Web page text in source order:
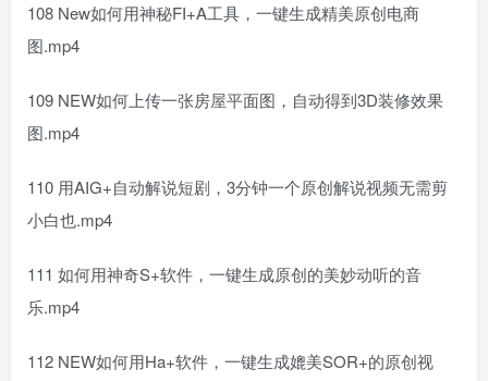
108 New如何用神秘FI+A工具，一键生成精美原创电商
图.mp4
109 NEW如何上传一张房屋平面图，自动得到3D装修效果
图.mp4
110 用AIG+自动解说短剧，3分钟一个原创解说视频无需剪
小白也.mp4
111 如何用神奇S+软件，一键生成原创的美妙动听的音
乐.mp4
112 NEW如何用Ha+软件，一键生成媲美SOR+的原创视